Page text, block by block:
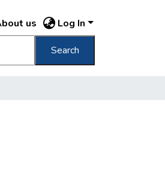
us Log In
Search